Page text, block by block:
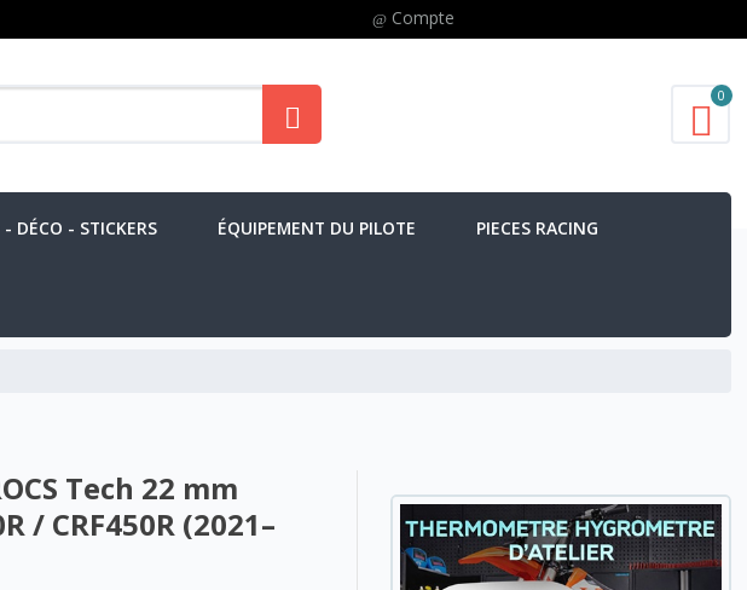
Compte
0
DÉCO - STICKERS ÉQUIPEMENT DU PILOTE PIECES RACING
Tech 22 mm
/ CRF450R (2021–